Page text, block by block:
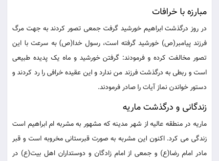
مبارزه با خرافات
در روز درگذشت ابراهیم خورشید گرفت جمعی تصور کردند به جهت مرگ
فرزند پیامبر(ص) خورشید گرفته است، رسول خدا(ص) به سرعت با این
تصور مخالفت کرده و فرمودند: گرفتن خورشید و ماه یک پدیده طبیعی
است و ربطی به درگذشت فرزند من ندارد و این عقیده خرافی را رد کردند و
دستور خواندن نماز آیات را صادر فرمودند.
زندگانی و درگذشت ماریه
ماریه در منطقه عالیه از شهر مدینه که مشهور به مشربه ام ابراهیم است
زندگی می کرد. اکنون این مشربه به صورت قبرستانی مخروبه است و قبر
مادر امام رضا(ع) و جمعی از امام زادگان و دوستداران اهل بیت(ع) در